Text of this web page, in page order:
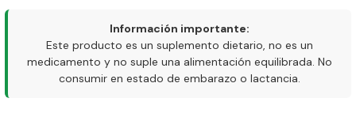
Información importante:
Este producto es un suplemento dietario, no es un
medicamento y no suple una alimentación equilibrada. No
consumir en estado de embarazo o lactancia.